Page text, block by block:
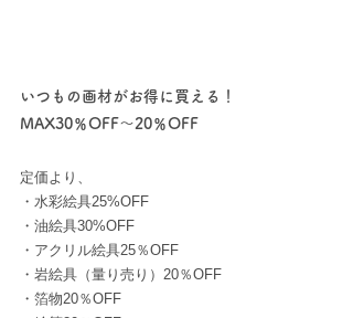
いつもの画材がお得に買える！
MAX30％OFF～20％OFF
定価より、
・水彩絵具25%OFF
・油絵具30%OFF
・アクリル絵具25％OFF
・岩絵具（量り売り）20％OFF
・箔物20％OFF